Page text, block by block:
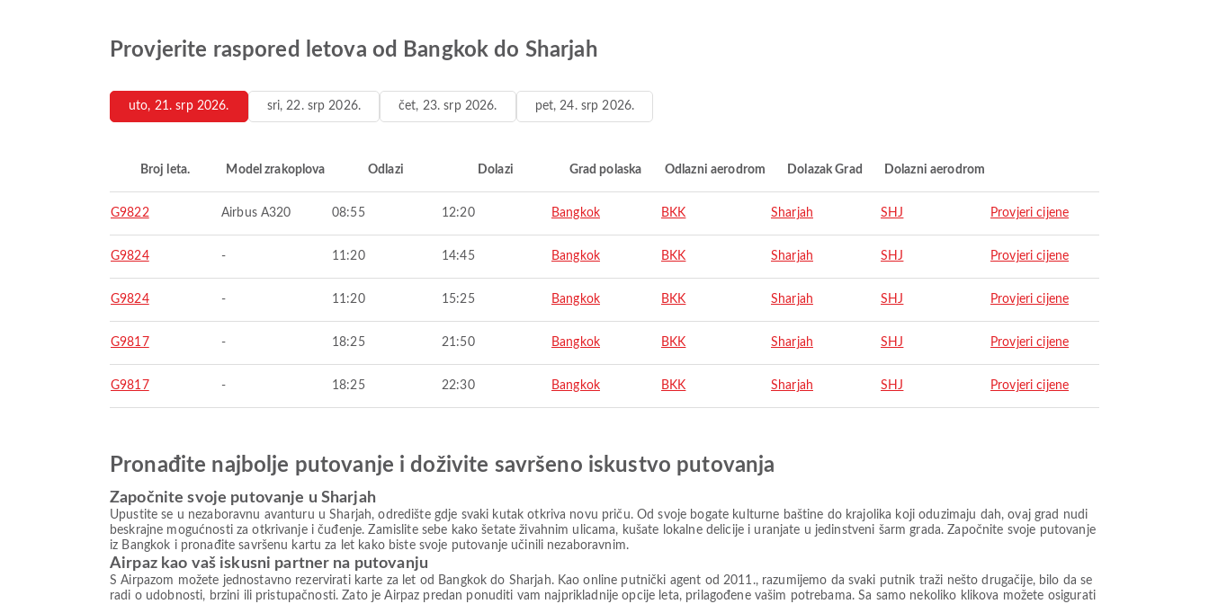
Provjerite raspored letova od Bangkok do Sharjah
uto, 21. srp 2026. sri, 22. srp 2026. čet, 23. srp 2026. pet, 24. srp 2026.
Broj leta. Model zrakoplova Odlazi Dolazi Grad polaska Odlazni aerodrom Dolazak Grad Dolazni aerodrom
G9822 Airbus A320 08:55 12:20 Bangkok BKK Sharjah SHJ Provjeri cijene
G9824 - 11:20 14:45 Bangkok BKK Sharjah SHJ Provjeri cijene
G9824 - 11:20 15:25 Bangkok BKK Sharjah SHJ Provjeri cijene
G9817 - 18:25 21:50 Bangkok BKK Sharjah SHJ Provjeri cijene
G9817 - 18:25 22:30 Bangkok BKK Sharjah SHJ Provjeri cijene
Pronađite najbolje putovanje i doživite savršeno iskustvo putovanja
Započnite svoje putovanje u Sharjah
Upustite se u nezaboravnu avanturu u Sharjah, odredište gdje svaki kutak otkriva novu priču. Od svoje bogate kulturne baštine do krajolika koji oduzimaju dah, ovaj grad nudi
beskrajne mogućnosti za otkrivanje i čuđenje. Zamislite sebe kako šetate živahnim ulicama, kušate lokalne delicije i uranjate u jedinstveni šarm grada. Započnite svoje putovanje
iz Bangkok i pronađite savršenu kartu za let kako biste svoje putovanje učinili nezaboravnim.
Airpaz kao vaš iskusni partner na putovanju
S Airpazom možete jednostavno rezervirati karte za let od Bangkok do Sharjah. Kao online putnički agent od 2011., razumijemo da svaki putnik traži nešto drugačije, bilo da se
radi o udobnosti, brzini ili pristupačnosti. Zato je Airpaz predan ponuditi vam najprikladnije opcije leta, prilagođene vašim potrebama. Sa samo nekoliko klikova možete osigurati